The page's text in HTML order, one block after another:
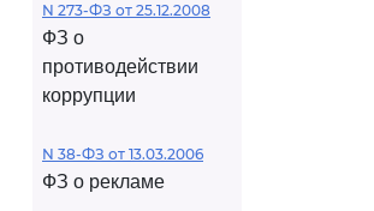
N 273-ФЗ от 25.12.2008
ФЗ о
противодействии
коррупции
N 38-ФЗ от 13.03.2006
ФЗ о рекламе